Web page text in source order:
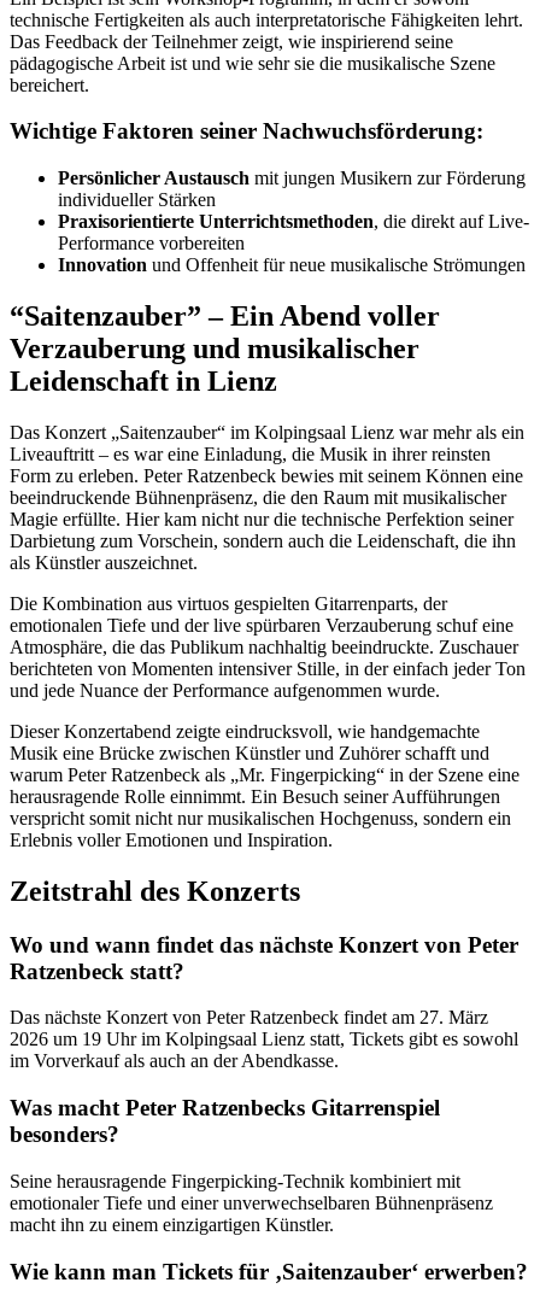
technische Fertigkeiten als auch interpretatorische Fähigkeiten lehrt.
Das Feedback der Teilnehmer zeigt, wie inspirierend seine
pädagogische Arbeit ist und wie sehr sie die musikalische Szene
bereichert.
Wichtige Faktoren seiner Nachwuchsförderung:
Persönlicher Austausch mit jungen Musikern zur Förderung
individueller Stärken
Praxisorientierte Unterrichtsmethoden, die direkt auf Live-
Performance vorbereiten
Innovation und Offenheit für neue musikalische Strömungen
“Saitenzauber” – Ein Abend voller
Verzauberung und musikalischer
Leidenschaft in Lienz
Das Konzert „Saitenzauber“ im Kolpingsaal Lienz war mehr als ein
Liveauftritt – es war eine Einladung, die Musik in ihrer reinsten
Form zu erleben. Peter Ratzenbeck bewies mit seinem Können eine
beeindruckende Bühnenpräsenz, die den Raum mit musikalischer
Magie erfüllte. Hier kam nicht nur die technische Perfektion seiner
Darbietung zum Vorschein, sondern auch die Leidenschaft, die ihn
als Künstler auszeichnet.
Die Kombination aus virtuos gespielten Gitarrenparts, der
emotionalen Tiefe und der live spürbaren Verzauberung schuf eine
Atmosphäre, die das Publikum nachhaltig beeindruckte. Zuschauer
berichteten von Momenten intensiver Stille, in der einfach jeder Ton
und jede Nuance der Performance aufgenommen wurde.
Dieser Konzertabend zeigte eindrucksvoll, wie handgemachte
Musik eine Brücke zwischen Künstler und Zuhörer schafft und
warum Peter Ratzenbeck als „Mr. Fingerpicking“ in der Szene eine
herausragende Rolle einnimmt. Ein Besuch seiner Aufführungen
verspricht somit nicht nur musikalischen Hochgenuss, sondern ein
Erlebnis voller Emotionen und Inspiration.
Zeitstrahl des Konzerts
Wo und wann findet das nächste Konzert von Peter
Ratzenbeck statt?
Das nächste Konzert von Peter Ratzenbeck findet am 27. März
2026 um 19 Uhr im Kolpingsaal Lienz statt, Tickets gibt es sowohl
im Vorverkauf als auch an der Abendkasse.
Was macht Peter Ratzenbecks Gitarrenspiel
besonders?
Seine herausragende Fingerpicking-Technik kombiniert mit
emotionaler Tiefe und einer unverwechselbaren Bühnenpräsenz
macht ihn zu einem einzigartigen Künstler.
Wie kann man Tickets für ‚Saitenzauber‘ erwerben?